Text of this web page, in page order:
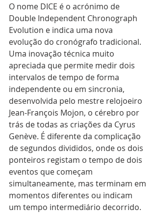
O nome DICE é o acrónimo de
Double Independent Chronograph
Evolution e indica uma nova
evolução do cronógrafo tradicional.
Uma inovação técnica muito
apreciada que permite medir dois
intervalos de tempo de forma
independente ou em sincronia,
desenvolvida pelo mestre relojoeiro
Jean-François Mojon, o cérebro por
trás de todas as criações da Cyrus
Genève. É diferente da complicação
de segundos divididos, onde os dois
ponteiros registam o tempo de dois
eventos que começam
simultaneamente, mas terminam em
momentos diferentes ou indicam
um tempo intermediário decorrido.